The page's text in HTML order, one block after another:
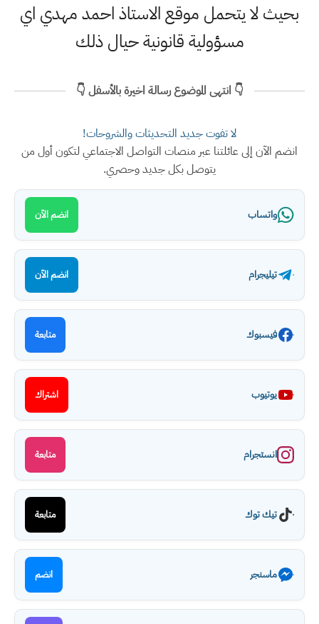
بحيث لا يتحمل موقع الاستاذ احمد مهدي اي
مسؤولية قانونية حيال ذلك
👇 انتهى الموضوع رسالة اخيرة بالأسفل 👇
لا تفوت جديد التحديثات والشروحات!
انضم الآن إلى عائلتنا عبر منصات التواصل الاجتماعي لتكون أول من
يتوصل بكل جديد وحصري.
واتساب انضم الآن
تيليجرام انضم الآن
فيسبوك متابعة
يوتيوب اشتراك
انستجرام متابعة
تيك توك متابعة
ماسنجر انضم